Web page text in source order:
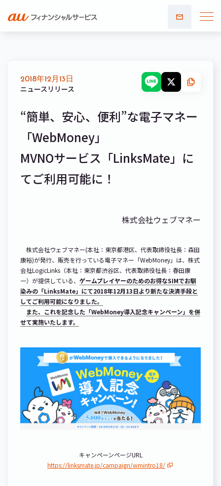
合わせ
2018年12月13日
ニュースリリース
“簡単、安心、便利”な電子マネー
「WebMoney」
MVNOサービス「LinksMate」に
てご利用可能に！
株式会社ウェブマネー
株式会社ウェブマネー(本社：東京都港区、代表取締役社長：森田
康裕)が発行、販売を行っている電子マネー「WebMoney」は、株式
会社LogicLinks（本社：東京都渋谷区、代表取締役社長：春田康
一）が提供している、 ゲームプレイヤーのためのお得なSIMでお馴
染みの「LinksMate」にて2018年12月13日より新たな決済手段と
してご利用可能になりました。
また、これを記念した「WebMoney導入記念キャンペーン」を併
せて実施いたします。
キャンペーンページURL
https://linksmate.jp/campaign/wmintro18/